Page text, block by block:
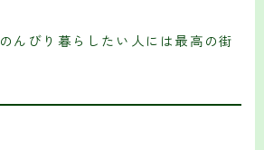
んびり暮らしたい人には最高の街